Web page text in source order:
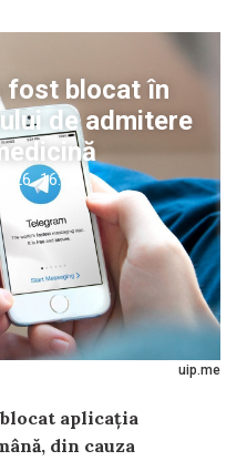
uip.me
fost blocat în
de admitere
16:28
aplicația
din cauza